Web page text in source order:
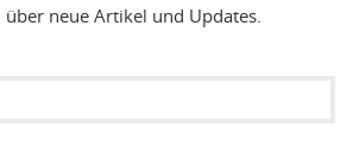
neue Artikel und Updates.